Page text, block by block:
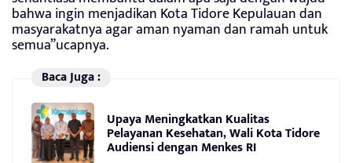
bahwa ingin menjadikan Kota Tidore Kepulauan dan
masyarakatnya agar aman nyaman dan ramah untuk
semua”ucapnya.
Baca Juga :
Upaya Meningkatkan Kualitas
Pelayanan Kesehatan, Wali Kota Tidore
Audiensi dengan Menkes RI